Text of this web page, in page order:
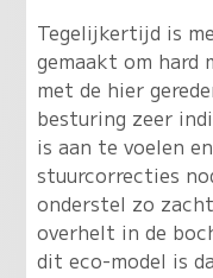
Tegelijkertijd is
gemaakt om hard
met de hier
besturing zeer
is aan te voelen
stuurcorrecties
onderstel zo
overhelt in de
dit eco-model is